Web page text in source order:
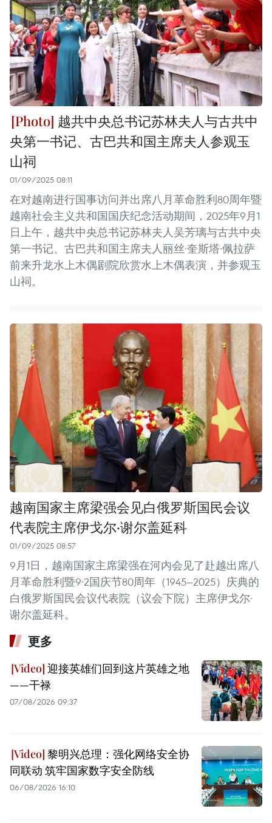
越共中央总书记苏林夫人与古共中
央第一书记、古巴共和国主席夫人参观玉
山祠
01/09/2025 08:11
在对越南进行国事访问并出席八月革命胜利80周年暨
越南社会主义共和国国庆纪念活动期间，2025年9月1
日上午，越共中央总书记苏林夫人吴芳璃与古共中央
第一书记、古巴共和国主席夫人丽丝·奎斯塔·佩拉萨
前来升龙水上木偶剧院欣赏水上木偶表演，并参观玉
山祠。
越南国家主席梁强会见白俄罗斯国民会议
代表院主席伊戈尔·谢尔盖延科
01/09/2025 08:57
9月1日，越南国家主席梁强在河内会见了赴越出席八
月革命胜利暨9·2国庆节80周年（1945—2025）庆典的
白俄罗斯国民会议代表院（议会下院）主席伊戈尔·
谢尔盖延科。
更多
迎接英雄们回到这片英雄之地
——干禄
07/08/2026 09:37
黎明兴总理：强化网络安全协
同联动 筑牢国家数字安全防线
06/08/2026 16:10